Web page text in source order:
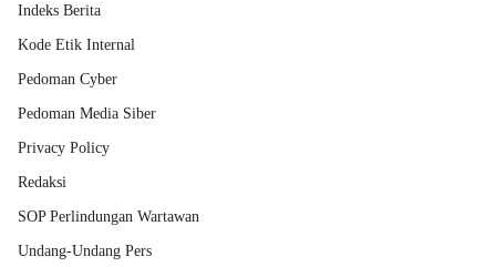
Indeks Berita
Kode Etik Internal
Pedoman Cyber
Pedoman Media Siber
Privacy Policy
Redaksi
SOP Perlindungan Wartawan
Undang-Undang Pers